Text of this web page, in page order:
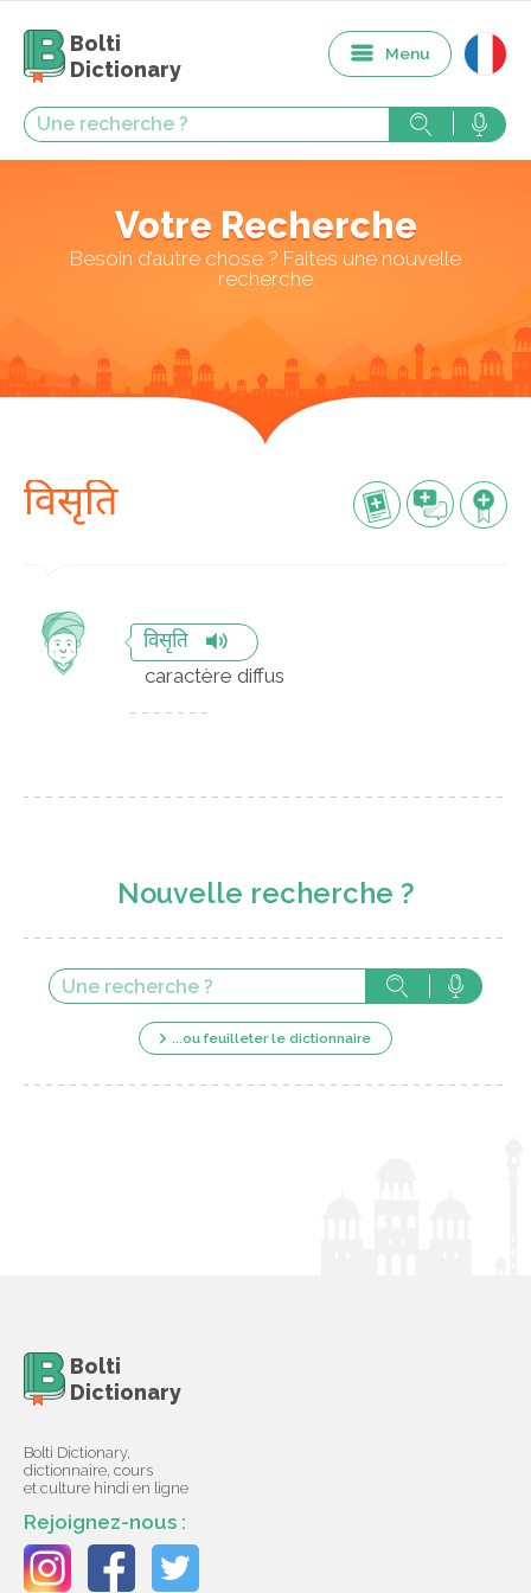
Bolti
Dictionary
Menu
Votre Recherche
Besoin d’autre chose ? Faites une nouvelle
recherche
विसृति
विसृति
caractère diffus
Nouvelle recherche ?
...ou feuilleter le dictionnaire
Bolti
Dictionary
Bolti Dictionary,
dictionnaire, cours
et culture hindi en ligne
Rejoignez-nous :